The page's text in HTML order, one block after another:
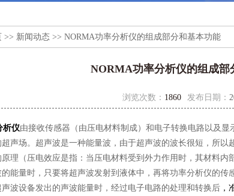
>> 新闻动态 >> NORMA功率分析仪的组成部分和基本功能
NORMA功率分析仪的组成部
浏览次数： 1860 发布日期：
析仪由接收传感器（由压电材料制成）和电子转换电路以及
声场。超声波是一种能量波，由于超声波的波长很短，所以
（压电效应是指：当压电材料受到外力作用时，其材料内
能量时，只要将超声波发射到液体中，再将功率分析仪的传
设备发出的声波能量时，经过电子电路的处理和转换后 ，